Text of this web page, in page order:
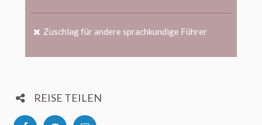
Zuschlag für andere sprachkundige Führer
REISE TEILEN